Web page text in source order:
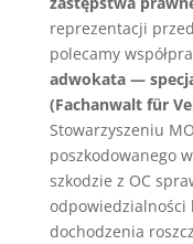
reprezentacji
polecamy
adwokata —
(Fachanwalt für
Stowarzyszeniu
poszkodowanego
szkodzie z OC
odpowiedzialności
dochodzenia